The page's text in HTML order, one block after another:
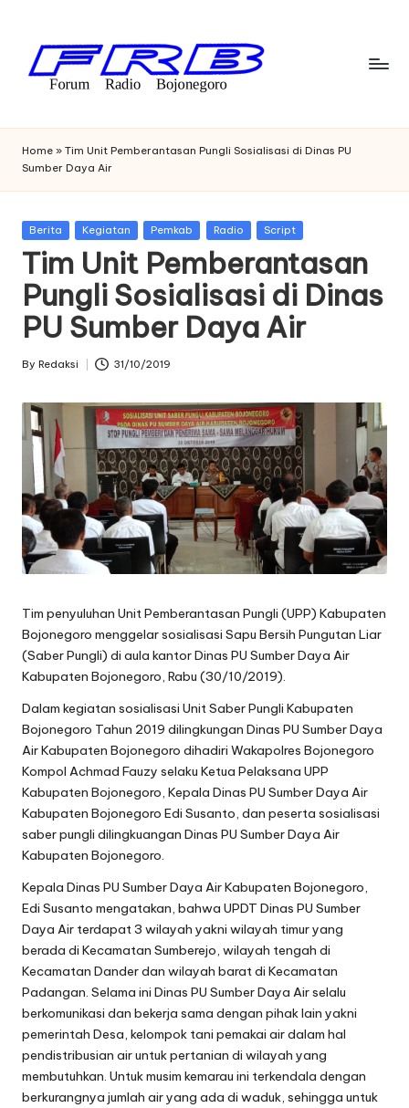
content
F
o
r
u
m
R
a
di
o
B
oj
o
n
e
g
o
r
o
Bojonegoro
Home » Tim Unit Pemberantasan Pungli Sosialisasi di Dinas PU
Sumber Daya Air
Posted
Berita Kegiatan Pemkab Radio Script
Tim Unit Pemberantasan
Pungli Sosialisasi di Dinas
PU Sumber Daya Air
Posted
By Redaksi 31/10/2019
Tim penyuluhan Unit Pemberantasan Pungli (UPP) Kabupaten
Bojonegoro menggelar sosialisasi Sapu Bersih Pungutan Liar
(Saber Pungli) di aula kantor Dinas PU Sumber Daya Air
Kabupaten Bojonegoro, Rabu (30/10/2019).
Dalam kegiatan sosialisasi Unit Saber Pungli Kabupaten
Bojonegoro Tahun 2019 dilingkungan Dinas PU Sumber Daya
Air Kabupaten Bojonegoro dihadiri Wakapolres Bojonegoro
Kompol Achmad Fauzy selaku Ketua Pelaksana UPP
Kabupaten Bojonegoro, Kepala Dinas PU Sumber Daya Air
Kabupaten Bojonegoro Edi Susanto, dan peserta sosialisasi
saber pungli dilingkuangan Dinas PU Sumber Daya Air
Kabupaten Bojonegoro.
Kepala Dinas PU Sumber Daya Air Kabupaten Bojonegoro,
Edi Susanto mengatakan, bahwa UPDT Dinas PU Sumber
Daya Air terdapat 3 wilayah yakni wilayah timur yang
berada di Kecamatan Sumberejo, wilayah tengah di
Kecamatan Dander dan wilayah barat di Kecamatan
Padangan. Selama ini Dinas PU Sumber Daya Air selalu
berkomunikasi dan bekerja sama dengan pihak lain yakni
pemerintah Desa, kelompok tani pemakai air dalam hal
pendistribusian air untuk pertanian di wilayah yang
membutuhkan. Untuk musim kemarau ini terkendala dengan
berkurangnya jumlah air yang ada di waduk, sehingga untuk